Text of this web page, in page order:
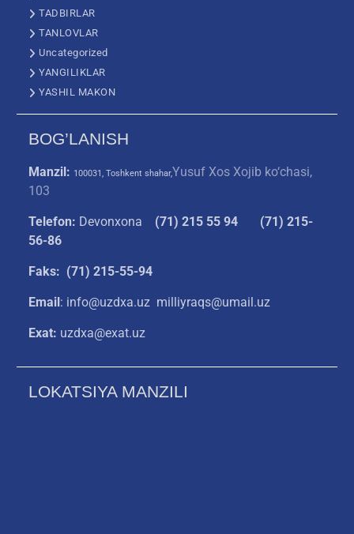
TADBIRLAR
TANLOVLAR
Uncategorized
YANGILIKLAR
YASHIL MAKON
BOG’LANISH
Manzil: 100031, Toshkent shahar,Yusuf Xos Xojib ko‘chasi,
103
Telefon: Devonxona (71) 215 55 94
(71) 215-
56-86
Faks: (71) 215-55-94
Email: info@uzdxa.uz milliyraqs@umail.uz
Exat: uzdxa@exat.uz
LOKATSIYA MANZILI